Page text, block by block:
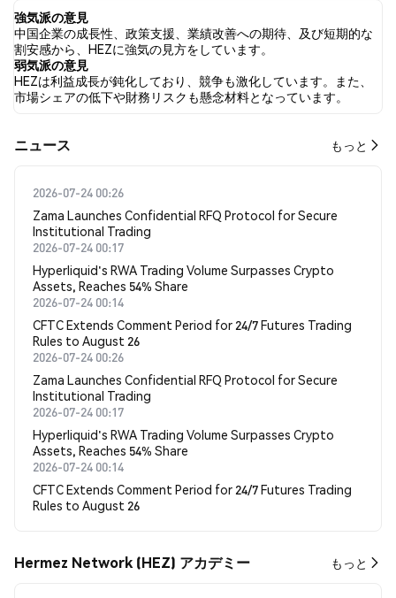
中立 でした。 最後に、HEZ に関するニュース記事が 0 件公開され
ました。 Twitterでは、NaN% のツイートが強気の感情を示し、
NaN% のツイートが弱気の感情を示しました。 NaN% のツイート
は HEZ に対して中立的でした。 これらの感情分析は 0 件のツイー
トに基づいています。
強気派の意見
中国企業の成長性、政策支援、業績改善への期待、及び短期的な
割安感から、HEZに強気の見方をしています。
弱気派の意見
HEZは利益成長が鈍化しており、競争も激化しています。また、
市場シェアの低下や財務リスクも懸念材料となっています。
​​ニュース​​ もっと
2026-07-24 00:26
Zama Launches Confidential RFQ Protocol for Secure
Institutional Trading
2026-07-24 00:17
Hyperliquid's RWA Trading Volume Surpasses Crypto
Assets, Reaches 54% Share
2026-07-24 00:14
CFTC Extends Comment Period for 24/7 Futures Trading
Rules to August 26
2026-07-24 00:26
Zama Launches Confidential RFQ Protocol for Secure
Institutional Trading
2026-07-24 00:17
Hyperliquid's RWA Trading Volume Surpasses Crypto
Assets, Reaches 54% Share
2026-07-24 00:14
CFTC Extends Comment Period for 24/7 Futures Trading
Rules to August 26
Hermez Network (HEZ) アカデミー もっと